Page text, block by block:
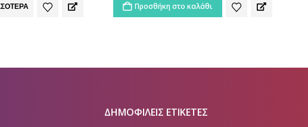
Προσθήκη στο καλάθι
ΔΗΜΟΦΙΛΕΙΣ ΕΤΙΚΕΤΕΣ